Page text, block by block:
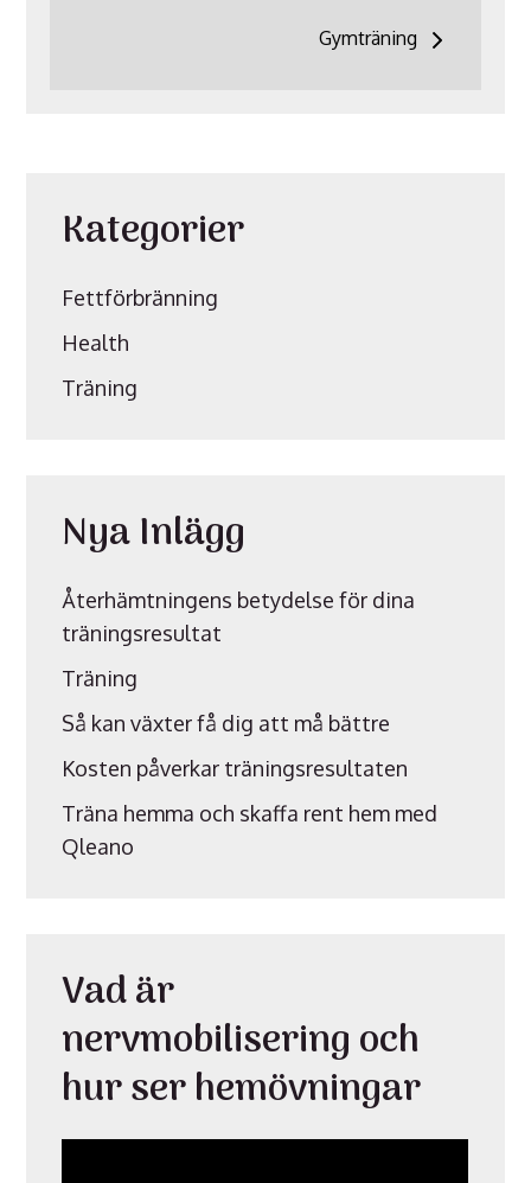
Gymträning
Kategorier
Fettförbränning
Health
Träning
Nya Inlägg
Återhämtningens betydelse för dina
träningsresultat
Träning
Så kan växter få dig att må bättre
Kosten påverkar träningsresultaten
Träna hemma och skaffa rent hem med
Qleano
Vad är
nervmobilisering och
hur ser hemövningar